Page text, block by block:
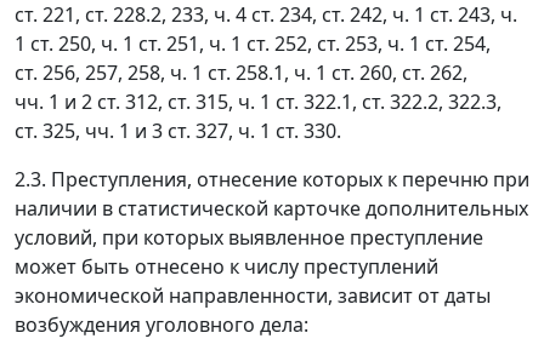
ст. 221, ст. 228.2, 233, ч. 4 ст. 234, ст. 242, ч. 1 ст. 243, ч.
1 ст. 250, ч. 1 ст. 251, ч. 1 ст. 252, ст. 253, ч. 1 ст. 254,
ст. 256, 257, 258, ч. 1 ст. 258.1, ч. 1 ст. 260, ст. 262,
чч. 1 и 2 ст. 312, ст. 315, ч. 1 ст. 322.1, ст. 322.2, 322.3,
ст. 325, чч. 1 и 3 ст. 327, ч. 1 ст. 330.
2.3. Преступления, отнесение которых к перечню при
наличии в статистической карточке дополнительных
условий, при которых выявленное преступление
может быть отнесено к числу преступлений
экономической направленности, зависит от даты
возбуждения уголовного дела: